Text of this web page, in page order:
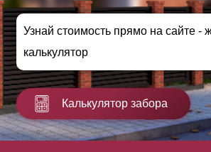
Узнай стоимость прямо на сайте -
калькулятор
Калькулятор забора